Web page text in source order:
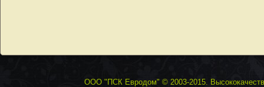
ООО "ПСК Евродом" © 2003-2015.